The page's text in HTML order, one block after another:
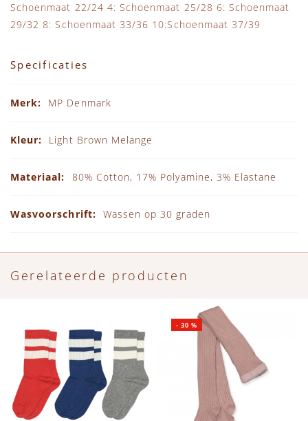
Schoenmaat 22/24 4: Schoenmaat 25/28 6: Schoenmaat
29/32 8: Schoenmaat 33/36 10:Schoenmaat 37/39
Specificaties
MP Denmark
Light Brown Melange
80% Cotton, 17% Polyamine, 3% Elastane
Wassen op 30 graden
Gerelateerde producten
-30 %